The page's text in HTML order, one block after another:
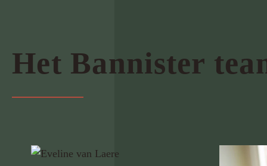
Het Bannister